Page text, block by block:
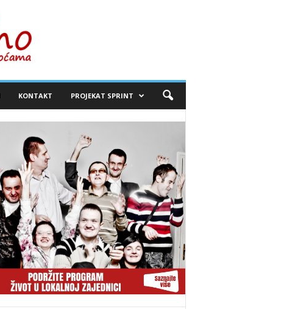
KONTAKT PROJEKAT SPRINT